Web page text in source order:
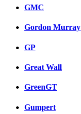
GMC
Gordon Murray
GP
Great Wall
GreenGT
Gumpert